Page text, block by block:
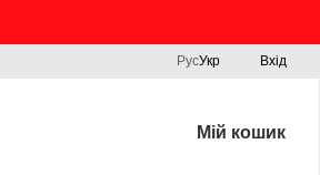
РусУкр Вхід
Мій кошик